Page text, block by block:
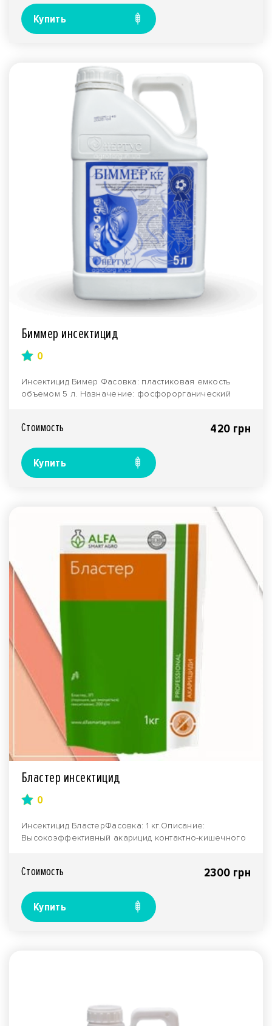
Купить
Биммер инсектицид
0
Инсектицид Бимер Фасовка: пластиковая емкость
объемом 5 л. Назначение: фосфорорганический
Стоимость 420 грн
Купить
Бластер инсектицид
0
Инсектицид БластерФасовка: 1 кг.Описание:
Высокоэффективный акарицид контактно-кишечного
Стоимость 2300 грн
Купить